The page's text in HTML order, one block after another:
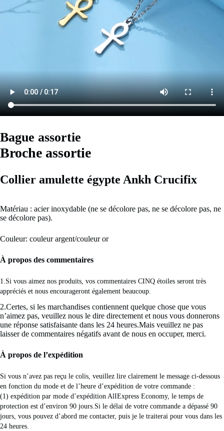
Bague assortie
Broche assortie
Collier amulette égypte Ankh Crucifix
Matériau : acier inoxydable (ne se décolore pas, ne se décolore pas, ne
se décolore pas).
Couleur: couleur argent/couleur or
À propos des commentaires
1.Si vous aimez nos produits, vos commentaires CINQ étoiles seront très
appréciés et nous encourageront également beaucoup.
2.Certes, si les marchandises contiennent quelque chose que vous
n’aimez pas, veuillez nous le dire directement et nous vous donnerons
une réponse satisfaisante dans les 24 heures.Mais veuillez ne pas
laisser de commentaires négatifs avant de nous en occuper, merci.
À propos de l’expédition
Si vous n’avez pas reçu le colis, veuillez lire clairement le message ci-dessous
en fonction du mode et de l’heure d’expédition de votre commande :
(1) expédition par mode d’expédition AlIExpress Economy, le temps de
protection est d’environ 90 jours.Si le délai de votre commande a dépassé 90
jours, vous pouvez d’abord me contacter, puis je le traiterai pour vous dans les
24 heures.